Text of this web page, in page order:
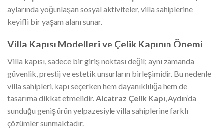
aylarında yoğunlaşan sosyal aktiviteler, villa sahiplerine
keyifli bir yaşam alanı sunar.
Villa Kapısı Modelleri ve Çelik Kapının Önemi
Villa kapısı, sadece bir giriş noktası değil; aynı zamanda
güvenlik, prestij ve estetik unsurların birleşimidir. Bu nedenle
villa sahipleri, kapı seçerken hem dayanıklılığa hem de
tasarıma dikkat etmelidir. Alcatraz Çelik Kapı , Aydın’da
sunduğu geniş ürün yelpazesiyle villa sahiplerine farklı
çözümler sunmaktadır.